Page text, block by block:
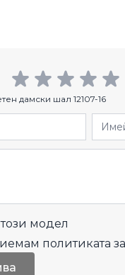
дамски шал 12107-16
модел
политиката